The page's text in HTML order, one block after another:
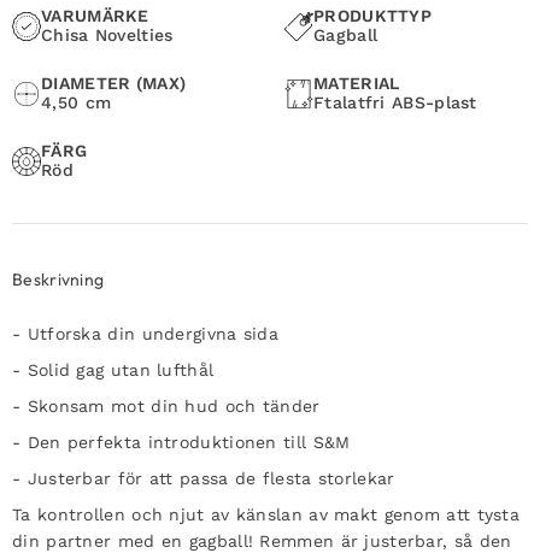
VARUMÄRKE
Chisa Novelties
PRODUKTTYP
Gagball
DIAMETER (MAX)
4,50 cm
MATERIAL
Ftalatfri ABS-plast
FÄRG
Röd
Beskrivning
- Utforska din undergivna sida
- Solid gag utan lufthål
- Skonsam mot din hud och tänder
- Den perfekta introduktionen till S&M
- Justerbar för att passa de flesta storlekar
Ta kontrollen och njut av känslan av makt genom att tysta
din partner med en gagball! Remmen är justerbar, så den